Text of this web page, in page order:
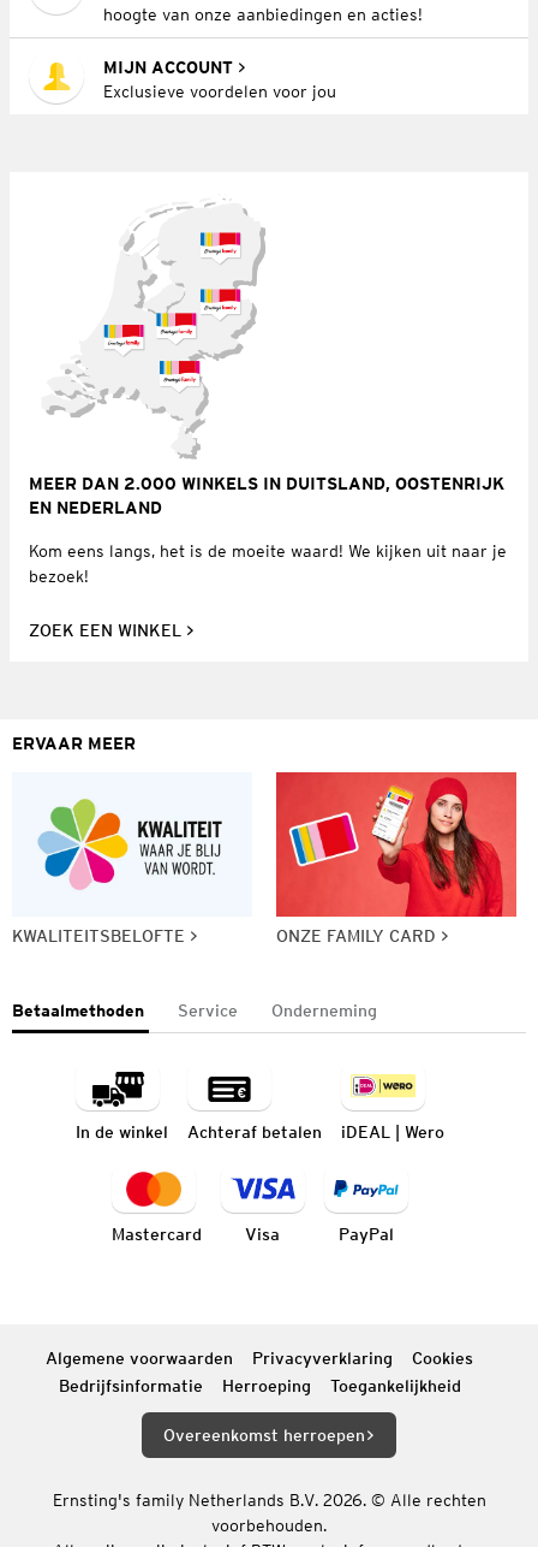
hoogte van onze aanbiedingen en acties!
MIJN ACCOUNT
Exclusieve voordelen voor jou
MEER DAN 2.000 WINKELS IN DUITSLAND, OOSTENRIJK
EN NEDERLAND
Kom eens langs, het is de moeite waard! We kijken uit naar je
bezoek!
ZOEK EEN WINKEL
ERVAAR MEER
KWALITEITSBELOFTE ONZE FAMILY CARD
Betaalmethoden Service Onderneming
In de winkel Achteraf betalen iDEAL | Wero
Mastercard Visa PayPal
Algemene voorwaarden Privacyverklaring
Cookies
Bedrijfsinformatie
Herroeping Toegankelijkheid
Overeenkomst herroepen
Ernsting's family Netherlands B.V. 2026. © Alle rechten
voorbehouden.